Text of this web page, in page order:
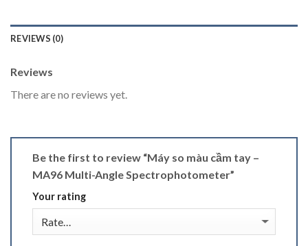
REVIEWS (0)
Reviews
There are no reviews yet.
Be the first to review “Máy so màu cầm tay –
MA96 Multi-Angle Spectrophotometer”
Your rating